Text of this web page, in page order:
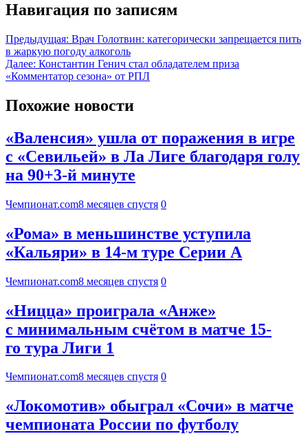
Навигация по записям
Предыдущая: Врач Голотвин: категорически запрещается пить
в жаркую погоду алкоголь
Далее: Константин Генич стал обладателем приза
«Комментатор сезона» от РПЛ
Похожие новости
«Валенсия» ушла от поражения в игре
с «Севильей» в Ла Лиге благодаря голу
на 90+3-й минуте
Чемпионат.com8 месяцев спустя 0
«Рома» в меньшинстве уступила
«Кальяри» в 14-м туре Серии А
Чемпионат.com8 месяцев спустя 0
«Ницца» проиграла «Анже»
с минимальным счётом в матче 15-
го тура Лиги 1
Чемпионат.com8 месяцев спустя 0
«Локомотив» обыграл «Сочи» в матче
чемпионата России по футболу